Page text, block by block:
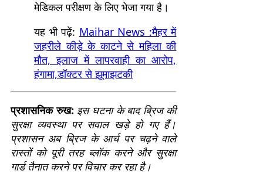
मेडिकल परीक्षण के लिए भेजा गया है।
यह भी पढ़ें: Maihar News :मैहर में
जहरीले कीड़े के काटने से महिला की
मौत, इलाज में लापरवाही का आरोप,
हंगामा,डॉक्टर से झूमाझटकी
प्रशासनिक रुख: इस घटना के बाद ब्रिज की
सुरक्षा व्यवस्था पर सवाल खड़े हो गए हैं।
प्रशासन अब ब्रिज के आर्च पर चढ़ने वाले
रास्तों को पूरी तरह ब्लॉक करने और सुरक्षा
गार्ड तैनात करने पर विचार कर रहा है।